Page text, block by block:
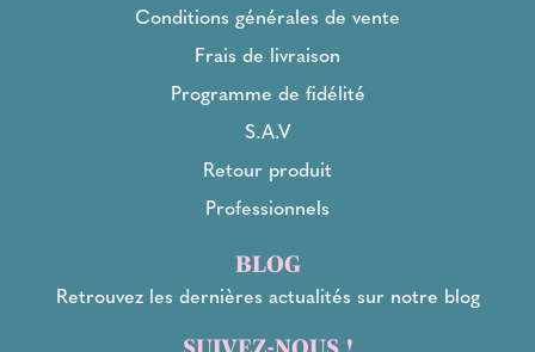
Conditions générales de vente
Frais de livraison
Programme de fidélité
S.A.V
Retour produit
Professionnels
BLOG
Retrouvez les dernières actualités sur notre blog
SUIVEZ-NOUS !